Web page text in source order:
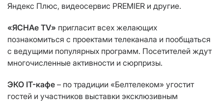
Яндекс Плюс, видеосервис PREMIER и другие.
«ЯСНАе ТV» пригласит всех желающих
познакомиться с проектами телеканала и пообщаться
с ведущими популярных программ. Посетителей ждут
многочисленные активности и сюрпризы.
ЭКО IT-кафе – по традиции «Белтелеком» угостит
гостей и участников выставки эксклюзивным